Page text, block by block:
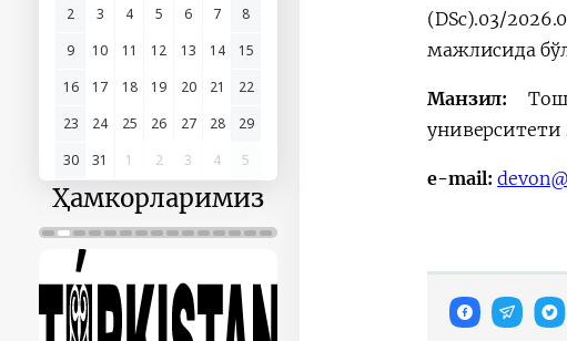
2
3 4 5 6 7
8
9
10 11 12 13 14
15
16
17 18 19 20 21
22
23
24 25 26 27 28
29
30
31 1 2 3 4 5
Ҳамкорларимиз
(DSc).03/
мажлисида
Манзил:
e-mail: